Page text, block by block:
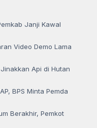
Janji Kawal
Video Demo Lama
Api di Hutan
BPS Minta Pemda
Berakhir, Pemkot